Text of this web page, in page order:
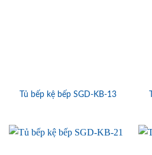
Tủ bếp kệ bếp SGD-KB-13